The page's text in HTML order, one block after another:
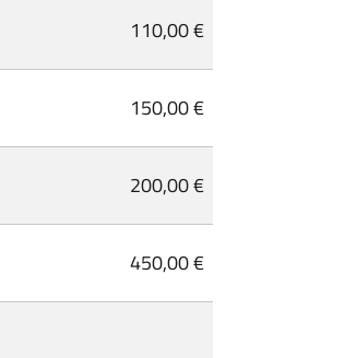
110,00 €
150,00 €
200,00 €
450,00 €